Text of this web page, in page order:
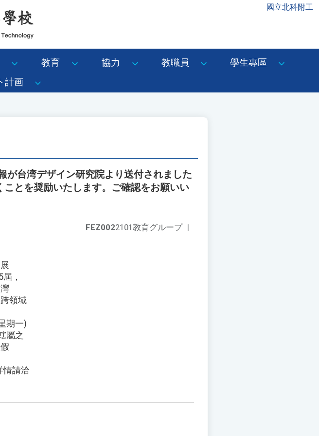
國立北科附工
教育 協力 教職員
學生專區
計画
が台湾デザイン研究院より送付されました
とを奨励いたします。ご確認をお願いい
FEZ0022101教育グループ |
，
領域
期一)
屬之
情請洽